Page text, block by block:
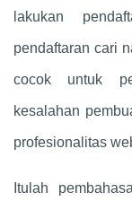
lakukan
pendaftaran cari
cocok untuk
kesalahan
profesionalitas
Itulah